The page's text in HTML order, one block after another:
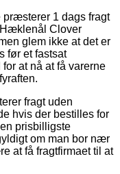
præsterer 1 dags fragt
Hæklenål Clover
glem ikke at det er
før et fastsat
at nå at få varerne
fragt uden
hvis der bestilles for
prisbilligste
om man bor nær
at få fragtfirmaet til at